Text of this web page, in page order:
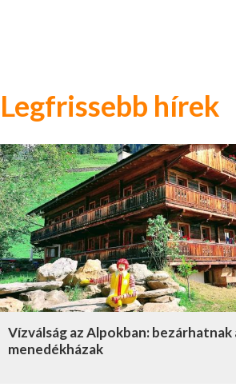
Legfrissebb hírek
Vízválság az Alpokban:
menedékházak